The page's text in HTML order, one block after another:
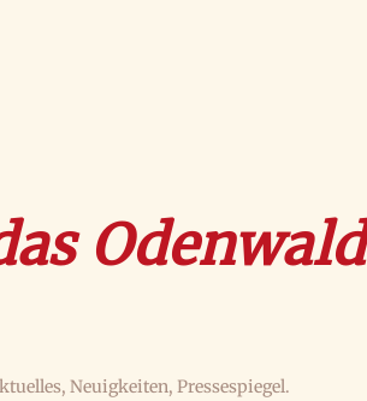
Odenwald
, Neuigkeiten, Pressespiegel.